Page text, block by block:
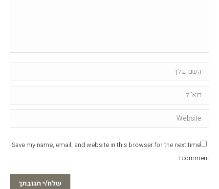
Name *
Email *
Website
Save my name, email, and website in this browser for the next time
I comment.
שלח/י תגובתך